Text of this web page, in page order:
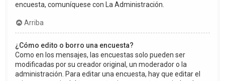
encuesta, comuníquese con La Administración.
Arriba
¿Cómo edito o borro una encuesta?
Como en los mensajes, las encuestas solo pueden ser
modificadas por su creador original, un moderador o la
administración. Para editar una encuesta, hay que editar el